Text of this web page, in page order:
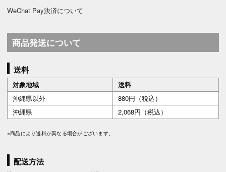
WeChat Pay決済について
商品発送について
送料
対象地域
送料
沖縄県以外
880円（税込）
沖縄県
2,068円（税込）
※商品により送料が異なる場合がございます。
配送方法